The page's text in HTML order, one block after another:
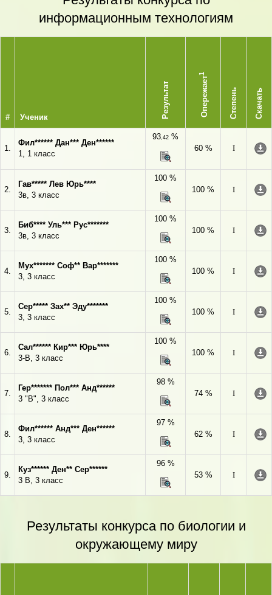
информационным технологиям
# Ученик Результат Опережает
1
Степень Скачать
1.
Фил****** Дан*** Ден******
1, 1 класс
93,42 %
60 %
I
2.
Гав***** Лев Юрь****
3в, 3 класс
100 %
100 %
I
3.
Биб**** Уль*** Рус*******
3в, 3 класс
100 %
100 %
I
4.
Мух******* Соф** Вар*******
3, 3 класс
100 %
100 %
I
5.
Сер***** Зах** Эду*******
3, 3 класс
100 %
100 %
I
6.
Сал****** Кир*** Юрь****
3-В, 3 класс
100 %
100 %
I
7.
Гер******* Пол*** Анд******
3 "В", 3 класс
98 %
74 %
I
8.
Фил****** Анд*** Ден******
3, 3 класс
97 %
62 %
I
9.
Куз****** Ден** Сер******
3 В, 3 класс
96 %
53 %
I
Результаты конкурса по биологии и
окружающему миру